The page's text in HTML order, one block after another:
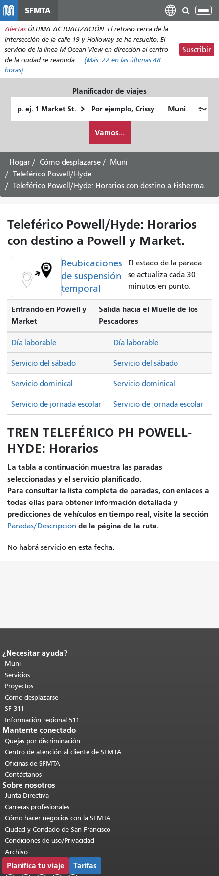
contenido
principal
SFMTA
Alertas ÚLTIMA ACTUALIZACIÓN: El retraso cerca de la
intersección de la calle 19 y Holloway se ha resuelto. El
servicio de la línea M Ocean View en dirección al centro
de la ciudad se reanuda.
(Más: 22 en las últimas 48
horas)
Suscribir
Planificador de viajes
de
quiero
viajar
Vamos...
Hogar Cómo desplazarse
Muni
Teleférico Powell/Hyde
Teleférico Powell/Hyde: Horarios con destino a Fisherman's Wharf
Teleférico Powell/Hyde: Horarios
con destino a Powell y Market.
Reubicaciones
de suspensión
temporal
El estado de la parada
se actualiza cada 30
minutos en punto.
Entrando en Powell y
Market
Salida hacia el Muelle de los
Pescadores
Servicio del sábado Servicio del sábado
Servicio dominical Servicio dominical
Día laborable Día laborable
Servicio de jornada escolar Servicio de jornada escolar
TREN TELEFÉRICO PH POWELL-
HYDE: Horarios
La tabla a continuación muestra las paradas
seleccionadas y el servicio planificado.
Para consultar la lista completa de paradas, con enlaces a
todas ellas para obtener información detallada y
predicciones de vehículos en tiempo real, visite la sección
Paradas/Descripción de la página de la ruta.
No habrá servicio en esta fecha.
Fin del contenido de la página.
de esta página se repite en todas las
páginas.Volver al principio del
contenido principal
¿Necesitar ayuda?
Muni
Servicios
Proyectos
Cómo desplazarse
SF 311
Información regional 511
Mantente conectado
Quejas por discriminación
Centro de atención al cliente de SFMTA
Oficinas de SFMTA
Contáctanos
Sobre nosotros
Junta Directiva
Carreras profesionales
Cómo hacer negocios con la SFMTA
Ciudad y Condado de San Francisco
Condiciones de uso/Privacidad
Archivo
Planifica tu viaje Tarifas